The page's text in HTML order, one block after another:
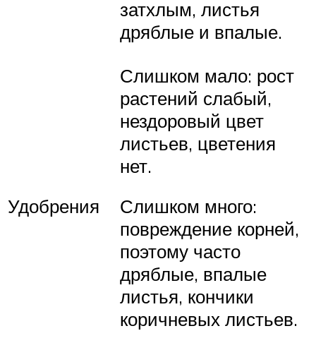
затхлым, листья
дряблые и впалые.
Удобрения
Слишком мало: рост
растений слабый,
нездоровый цвет
листьев, цветения
нет.
Слишком много:
повреждение корней,
поэтому часто
дряблые, впалые
листья, кончики
коричневых листьев.